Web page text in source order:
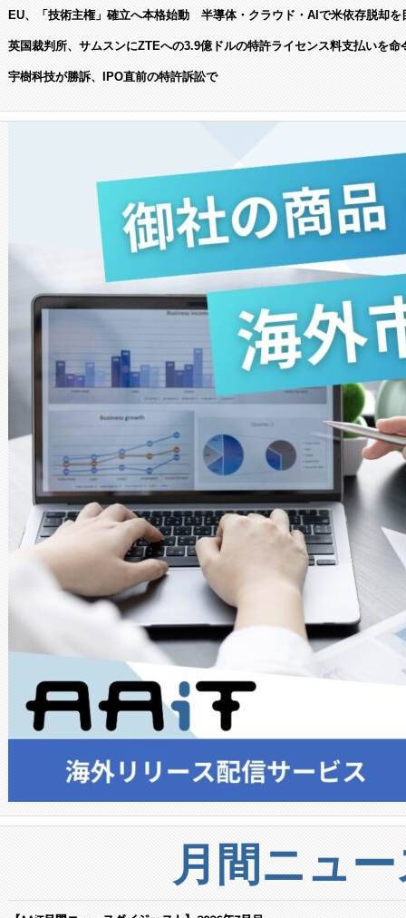
EU、「技術主権」確立へ本格始動 半導体・クラウド・AIで米依存脱却を
英国裁判所、サムスンにZTEへの3.9億ドルの特許ライセンス料支払いを命
宇樹科技が勝訴、IPO直前の特許訴訟で
月間ニュ